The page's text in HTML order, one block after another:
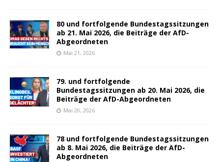
80 und fortfolgende Bundestagssitzungen
ab 21. Mai 2026, die Beiträge der AfD-
Abgeordneten
Mai 21, 2026
79. und fortfolgende
Bundestagssitzungen ab 20. Mai 2026, die
Beiträge der AfD-Abgeordneten
Mai 20, 2026
78 und fortfolgende Bundestagssitzungen
ab 8. Mai 2026, die Beiträge der AfD-
Abgeordneten